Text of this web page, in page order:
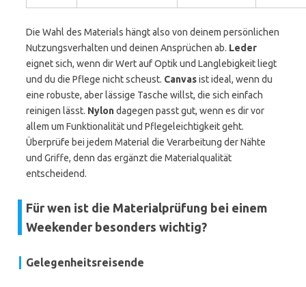
Die Wahl des Materials hängt also von deinem persönlichen
Nutzungsverhalten und deinen Ansprüchen ab. Leder
eignet sich, wenn dir Wert auf Optik und Langlebigkeit liegt
und du die Pflege nicht scheust. Canvasist ideal, wenn du
eine robuste, aber lässige Tasche willst, die sich einfach
reinigen lässt. Nylondagegen passt gut, wenn es dir vor
allem um Funktionalität und Pflegeleichtigkeit geht.
Überprüfe bei jedem Material die Verarbeitung der Nähte
und Griffe, denn das ergänzt die Materialqualität
entscheidend.
Für wen ist die Materialprüfung bei einem
Weekender besonders wichtig?
Gelegenheitsreisende